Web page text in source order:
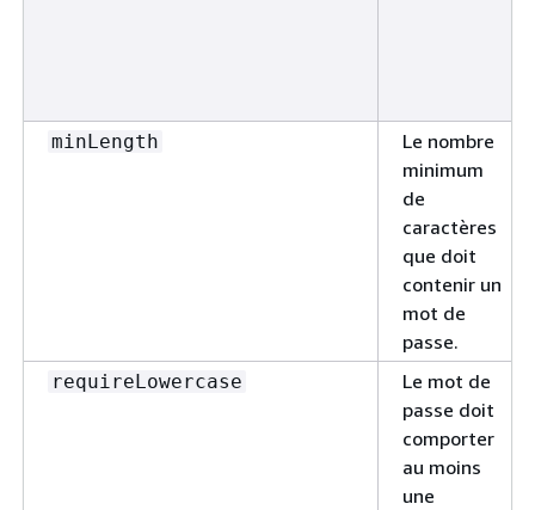
minLength
Le nombre
minimum
de
caractères
que doit
contenir un
mot de
passe.
requireLowercase
Le mot de
passe doit
comporter
au moins
une